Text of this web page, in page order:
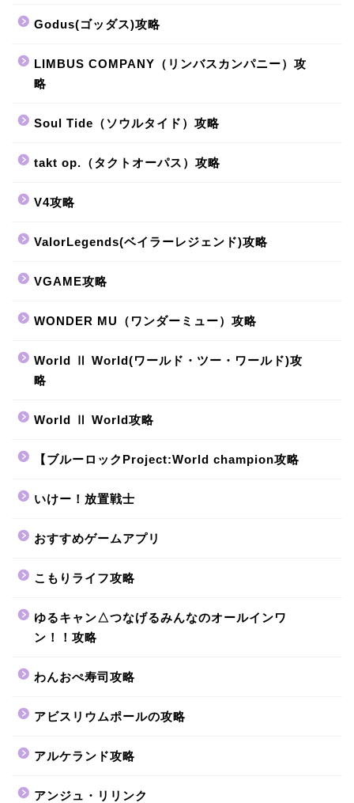
Godus(ゴッダス)攻略
LIMBUS COMPANY（リンバスカンパニー）攻
略
Soul Tide（ソウルタイド）攻略
takt op.（タクトオーパス）攻略
V4攻略
ValorLegends(ベイラーレジェンド)攻略
VGAME攻略
WONDER MU（ワンダーミュー）攻略
World Ⅱ World(ワールド・ツー・ワールド)攻
略
World Ⅱ World攻略
【ブルーロックProject:World champion攻略
いけー！放置戦士
おすすめゲームアプリ
こもりライフ攻略
ゆるキャン△つなげるみんなのオールインワ
ン！！攻略
わんおぺ寿司攻略
アビスリウムポールの攻略
アルケランド攻略
アンジュ・リリンク